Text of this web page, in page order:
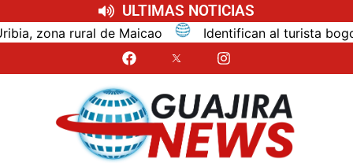
ULTIMAS NOTICIAS
Identifican al turista bogotano que murió por